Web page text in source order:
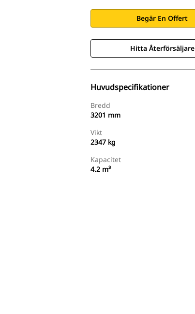
Begär En Offert
Hitta Återförsäljare
Huvudspecifikationer
Bredd
3201 mm
Vikt
2347 kg
Kapacitet
4.2 m³